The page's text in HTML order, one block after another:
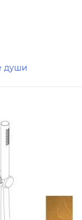
души
011873550